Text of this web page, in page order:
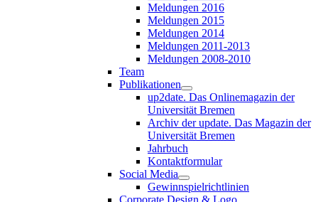
Meldungen 2016
Meldungen 2015
Meldungen 2014
Meldungen 2011-2013
Meldungen 2008-2010
Team
Publikationen
up2date. Das Onlinemagazin der
Universität Bremen
Archiv der update. Das Magazin der
Universität Bremen
Jahrbuch
Kontaktformular
Social Media
Gewinnspielrichtlinien
Corporate Design & Logo